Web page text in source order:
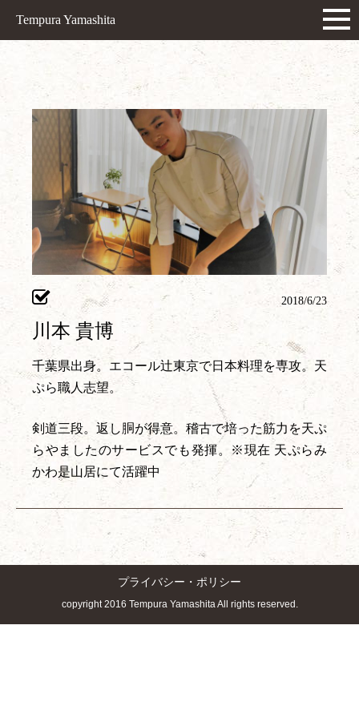
Tempura Yamashita
2018/6/23
川本 貴博
千葉県出身。エコール辻東京で日本料理を専攻。天
ぷら職人志望。
剣道三段。返し胴が得意。稽古で培った筋力を天ぷ
らやましたのサービスでも発揮。※現在 天ぷらみ
かわ是山居にて活躍中
プライバシー・ポリシー
copyright 2016 Tempura Yamashita All rights reserved.